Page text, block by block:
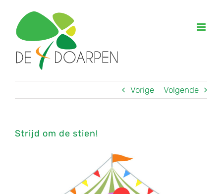
inhoud
Vorige Volgende
Strijd om de stien!